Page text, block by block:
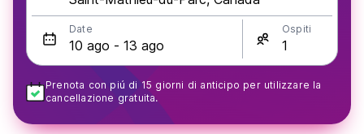
Date Ospiti
Prenota con piú di 15 giorni di anticipo per utilizzare la
cancellazione gratuita.